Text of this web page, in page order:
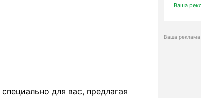
для вас, предлагая
Ваша
Ваша реклама